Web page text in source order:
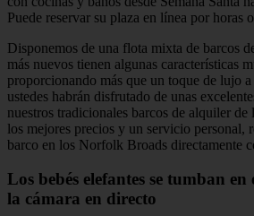
Puede reservar su plaza en línea por horas
Disponemos de una flota mixta de barcos
más nuevos tienen algunas características
proporcionando más que un toque de lujo
ustedes habrán disfrutado de unas
nuestros tradicionales barcos de alquiler
los mejores precios y un servicio personal,
barco en los Norfolk Broads directamente
Los bebés elefantes se tumban
la cámara en directo